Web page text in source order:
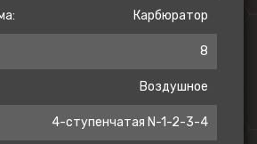
для активных
заездов.
интуитивно
Карбюратор
8
Воздушное
4-ступенчатая N-1-2-3-4